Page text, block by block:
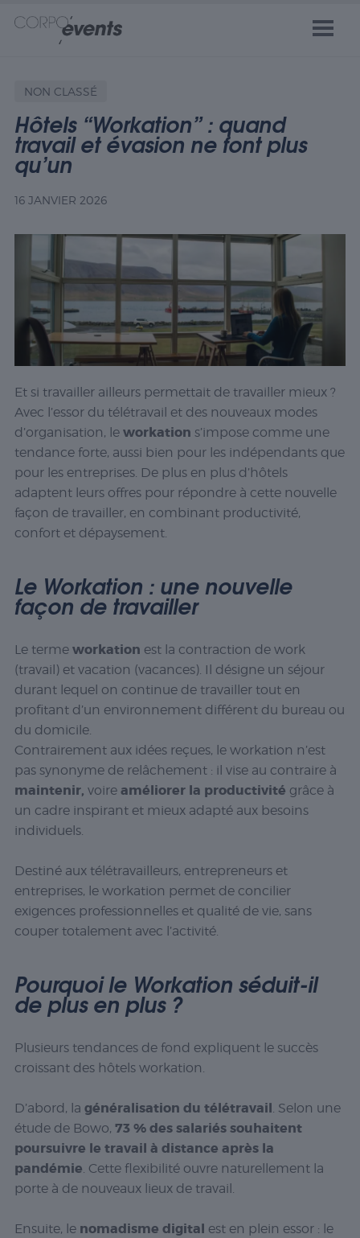
NON CLASSÉ
Hôtels “Workation” : quand
travail et évasion ne font plus
qu’un
16 JANVIER 2026
Et si travailler ailleurs permettait de travailler mieux ?
Avec l’essor du télétravail et des nouveaux modes
d’organisation, le workation s’impose comme une
tendance forte, aussi bien pour les indépendants que
pour les entreprises. De plus en plus d’hôtels
adaptent leurs offres pour répondre à cette nouvelle
façon de travailler, en combinant productivité,
confort et dépaysement.
Le Workation : une nouvelle
façon de travailler
Le terme workation est la contraction de work
(travail) et vacation (vacances). Il désigne un séjour
durant lequel on continue de travailler tout en
profitant d’un environnement différent du bureau ou
du domicile.
Contrairement aux idées reçues, le workation n’est
pas synonyme de relâchement : il vise au contraire à
maintenir, voireaméliorer la productivité grâce à
un cadre inspirant et mieux adapté aux besoins
individuels.
Destiné aux télétravailleurs, entrepreneurs et
entreprises, le workation permet de concilier
exigences professionnelles et qualité de vie, sans
couper totalement avec l’activité.
Pourquoi le Workation séduit-il
de plus en plus ?
Plusieurs tendances de fond expliquent le succès
croissant des hôtels workation.
D’abord, la généralisation du télétravail. Selon une
étude de Bowo, 73 % des salariés souhaitent
poursuivre le travail à distance après la
pandémie. Cette flexibilité ouvre naturellement la
porte à de nouveaux lieux de travail.
Ensuite, le nomadisme digital est en plein essor : le